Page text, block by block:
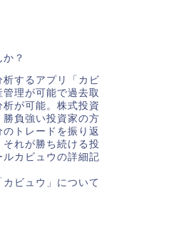
？
するアプリ「カビ
理が可能で過去取
が可能。株式投資
負強い投資家の方
トレードを振り返
それが勝ち続ける投
カビュウの詳細記
ビュウ」について